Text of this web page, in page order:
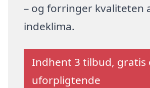
– og forringer kvaliteten
indeklima.
Indhent 3 tilbud, gratis
uforpligtende